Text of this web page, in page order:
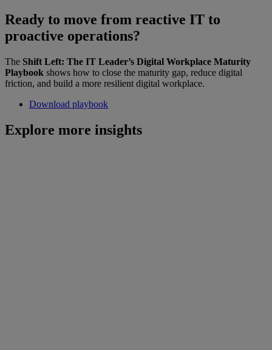
Ready to move from reactive IT to
proactive operations?
The Shift Left: The IT Leader’s Digital Workplace Maturity
Playbook shows how to close the maturity gap, reduce digital
friction, and build a more resilient digital workplace.
Download playbook
Explore more insights